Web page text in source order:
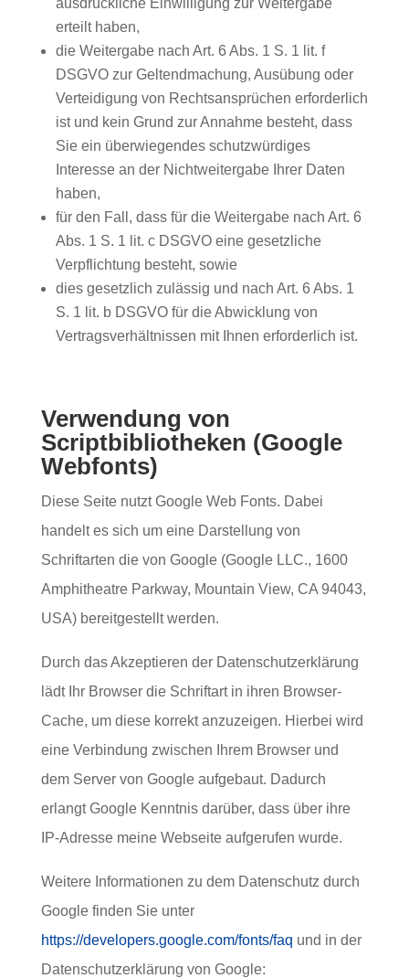
ausdrückliche Einwilligung zur Weitergabe
erteilt haben,
die Weitergabe nach Art. 6 Abs. 1 S. 1 lit. f
DSGVO zur Geltendmachung, Ausübung oder
Verteidigung von Rechtsansprüchen erforderlich
ist und kein Grund zur Annahme besteht, dass
Sie ein überwiegendes schutzwürdiges
Interesse an der Nichtweitergabe Ihrer Daten
haben,
für den Fall, dass für die Weitergabe nach Art. 6
Abs. 1 S. 1 lit. c DSGVO eine gesetzliche
Verpflichtung besteht, sowie
dies gesetzlich zulässig und nach Art. 6 Abs. 1
S. 1 lit. b DSGVO für die Abwicklung von
Vertragsverhältnissen mit Ihnen erforderlich ist.
Verwendung von
Scriptbibliotheken (Google
Webfonts)
Diese Seite nutzt Google Web Fonts. Dabei
handelt es sich um eine Darstellung von
Schriftarten die von Google (Google LLC., 1600
Amphitheatre Parkway, Mountain View, CA 94043,
USA) bereitgestellt werden.
Durch das Akzeptieren der Datenschutzerklärung
lädt Ihr Browser die Schriftart in ihren Browser-
Cache, um diese korrekt anzuzeigen. Hierbei wird
eine Verbindung zwischen Ihrem Browser und
dem Server von Google aufgebaut. Dadurch
erlangt Google Kenntnis darüber, dass über ihre
IP-Adresse meine Webseite aufgerufen wurde.
Weitere Informationen zu dem Datenschutz durch
Google finden Sie unter
https://developers.google.com/fonts/faq und in der
Datenschutzerklärung von Google: